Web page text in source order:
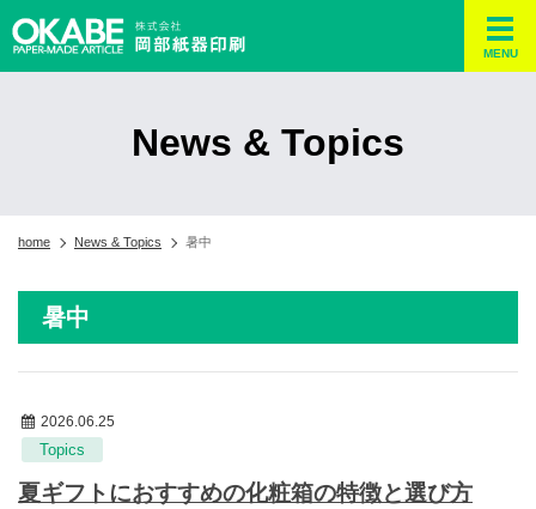
MENU
News & Topics
home News & Topics 暑中
暑中
2026.06.25
Topics
夏ギフトにおすすめの化粧箱の特徴と選び方